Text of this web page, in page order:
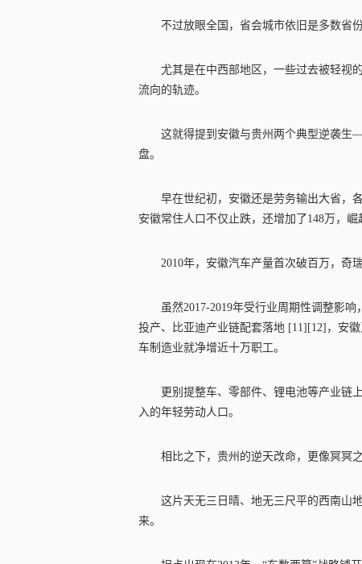
不过放眼全国，省会城市依旧是多数省
尤其是在中西部地区，一些过去被轻视
流向的轨迹。
这就得提到安徽与贵州两个典型逆袭生
盘。
早在世纪初，安徽还是劳务输出大省，
安徽常住人口不仅止跌，还增加了148万，崛
2010年，安徽汽车产量首次破百万，奇
虽然2017-2019年受行业周期性调整影
投产、比亚迪产业链配套落地 [11][12]，安
车制造业就净增近十万职工。
更别提整车、零部件、锂电池等产业链
入的年轻劳动人口。
相比之下，贵州的逆天改命，更像冥冥
这片天无三日晴、地无三尺平的西南山
来。